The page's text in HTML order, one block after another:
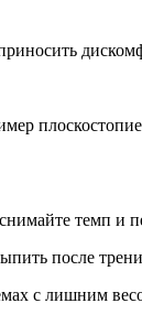
темп и
после
с лишним